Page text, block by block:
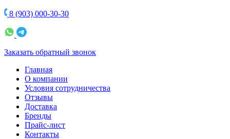
8 (903) 000-30-30
Заказать обратный звонок
Главная
О компании
Условия сотрудничества
Отзывы
Доставка
Бренды
Прайс-лист
Контакты